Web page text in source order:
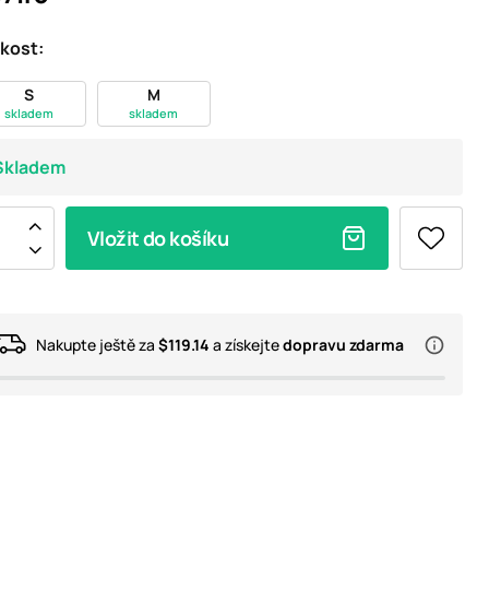
S
skladem
M
skladem
Vložit do košíku
Nakupte ještě za $119.14 a získejtedopravu zdarma